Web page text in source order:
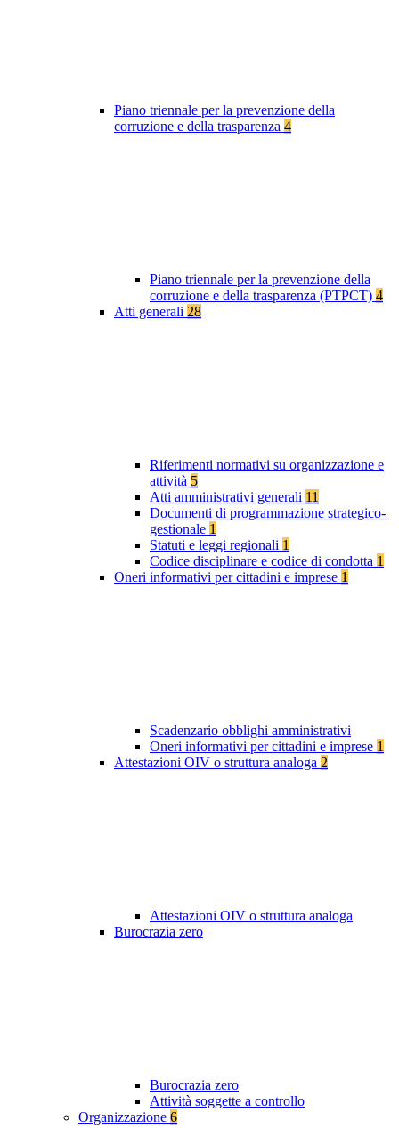
Piano triennale per la prevenzione della
corruzione e della trasparenza 4
Piano triennale per la prevenzione della
corruzione e della trasparenza (PTPCT) 4
Atti generali 28
Riferimenti normativi su organizzazione e
attività 5
Atti amministrativi generali 11
Documenti di programmazione strategico-
gestionale 1
Statuti e leggi regionali 1
Codice disciplinare e codice di condotta 1
Oneri informativi per cittadini e imprese 1
Scadenzario obblighi amministrativi
Oneri informativi per cittadini e imprese 1
Attestazioni OIV o struttura analoga 2
Attestazioni OIV o struttura analoga
Burocrazia zero
Burocrazia zero
Attività soggette a controllo
Organizzazione 6